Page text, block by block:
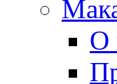
О